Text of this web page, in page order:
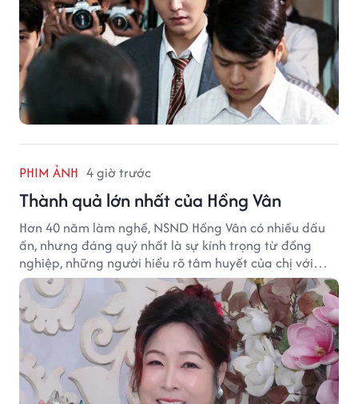
PHIM ẢNH 4 giờ trước
Thành quả lớn nhất của Hồng Vân
Hơn 40 năm làm nghề, NSND Hồng Vân có nhiều dấu
ấn, nhưng đáng quý nhất là sự kính trọng từ đồng
nghiệp, những người hiểu rõ tâm huyết của chị với
nghệ thuật.